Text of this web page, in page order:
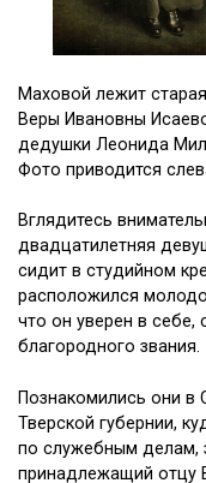
Маховой лежит
Веры Ивановны
дедушки Леонида
Фото приводится
Вглядитесь
двадцатилетняя
сидит в студийном
расположился
что он уверен в
благородного
Познакомились они в
Тверской губернии,
по служебным делам,
принадлежащий отцу